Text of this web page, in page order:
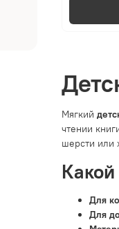
Мягкий
чтении
шерсти или
Для
Для